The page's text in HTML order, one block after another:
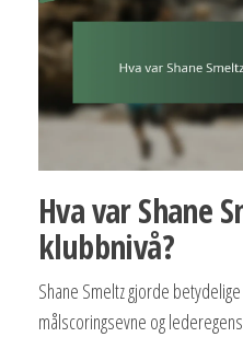
Hva var Shane
klubbnivå?
Shane Smeltz gjorde
målscoringsevne og